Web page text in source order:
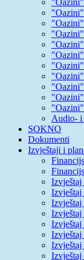
Audio- i
SOKNO
Dokumenti
Izvještaji i
Izvještaj
Izvještaj
Izvještaj
Izvještaj
Izvještaj
Izvještaj
Izvještaj
Izvještaj